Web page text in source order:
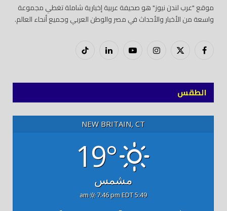
موقع "عرب لندن نيوز" هو صحيفة عربية إخبارية شاملة تغطي مجموعة
واسعة من الأخبار والأحداث في مصر والوطن العربي وجميع أنحاء العالم.
فيسبوكX
إنستغراميوتيوب لينكدود
تيك
الطقس
NEW BRITAIN, CT
19°
مشمس
5:49 am
7:46 pm EDT